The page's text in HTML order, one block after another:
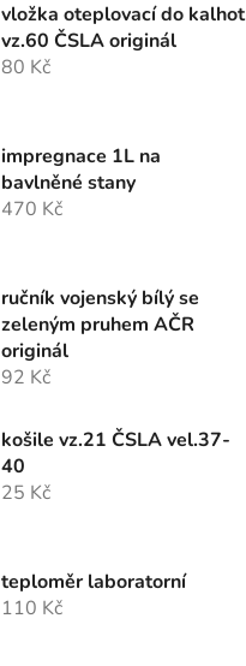
vložka oteplovací do kalhot
vz.60 ČSLA originál
80 Kč
impregnace 1L na
bavlněné stany
470 Kč
ručník vojenský bílý se
zeleným pruhem AČR
originál
92 Kč
košile vz.21 ČSLA vel.37-
40
25 Kč
teploměr laboratorní
110 Kč